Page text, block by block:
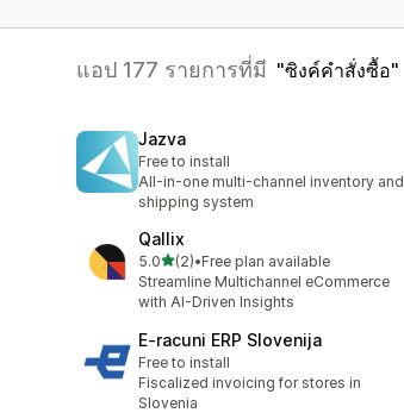
แอป 177 รายการที่มี ซิงค์คำสั่งซื้อ
Jazva
Free to install
All-in-one multi-channel inventory and
shipping system
Qallix
5.0เต็ม 5 ดาว
(2)
ทั้งหมด 2 รีวิว
•Free plan available
Streamline Multichannel eCommerce
with AI-Driven Insights
E‑racuni ERP Slovenija
Free to install
Fiscalized invoicing for stores in
Slovenia